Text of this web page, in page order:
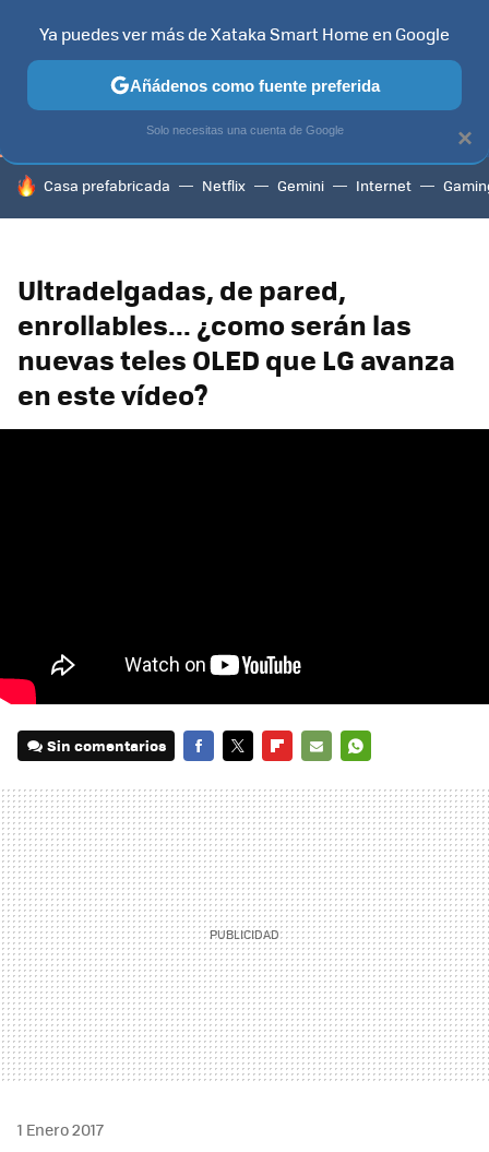
TELEVISORES CONTENIDOS SMART TV SELECCIÓN
HOY SE HABLA DE
Casa prefabricada Netflix Gemini Internet
Ultradelgadas, de pared,
enrollables... ¿como serán las
nuevas teles OLED que LG avanza
en este vídeo?
Sin comentarios
MAIL
1 Enero 2017
×
Ya puedes ver más de Xataka Smart Home en Google
Añádenos como fuente preferida
Solo necesitas una cuenta de Google